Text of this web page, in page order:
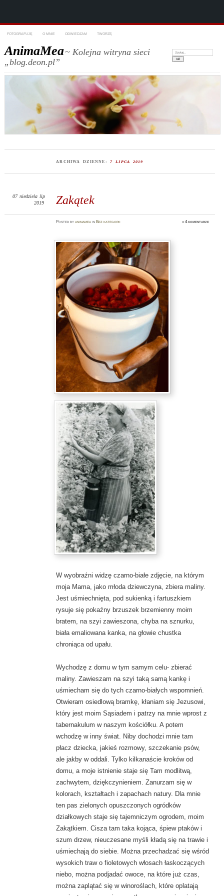
FOTOGRAFUJĘ O MNIE ODWIEDZAM TWORZĘ
AnimaMea~ Kolejna witryna sieci
„blog.deon.pl”
Szukaj:
ARCHIWA DZIENNE:7 LIPCA 2019
Zakątek
07 niedziela lip
2019
Postedbyanimamea in Bez kategorii ≈4 komentarze
W wyobraźni widzę czarno-białe zdjęcie, na którym
moja Mama, jako młoda dziewczyna, zbiera maliny.
Jest uśmiechnięta, pod sukienką i fartuszkiem
rysuje się pokaźny brzuszek brzemienny moim
bratem, na szyi zawieszona, chyba na sznurku,
biała emaliowana kanka, na głowie chustka
chroniąca od upału.
Wychodzę z domu w tym samym celu- zbierać
maliny. Zawieszam na szyi taką samą kankę i
uśmiecham się do tych czarno-białych wspomnień.
Otwieram osiedlową bramkę, kłaniam się Jezusowi,
który jest moim Sąsiadem i patrzy na mnie wprost z
tabernakulum w naszym kościółku. A potem
wchodzę w inny świat. Niby dochodzi mnie tam
płacz dziecka, jakieś rozmowy, szczekanie psów,
ale jakby w oddali. Tylko kilkanaście kroków od
domu, a moje istnienie staje się Tam modlitwą,
zachwytem, dziękczynieniem. Zanurzam się w
kolorach, kształtach i zapachach natury. Dla mnie
ten pas zielonych opuszczonych ogródków
działkowych staje się tajemniczym ogrodem, moim
Zakątkiem. Cisza tam taka kojąca, śpiew ptaków i
szum drzew, nieuczesane myśli kładą się na trawie i
uśmiechają do siebie. Można przechadzać się wśród
wysokich traw o fioletowych włosach łaskoczących
niebo, można podjadać owoce, na które już czas,
można zaplątać się w winoroślach, które oplatają